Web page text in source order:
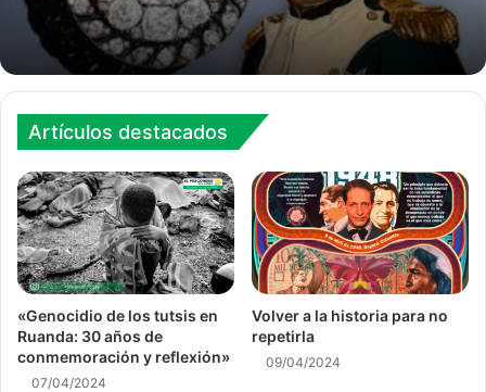
Artículos destacados
«Genocidio de los tutsis en
Ruanda: 30 años de
conmemoración y reflexión»
07/04/2024
Volver a la historia para no
repetirla
09/04/2024